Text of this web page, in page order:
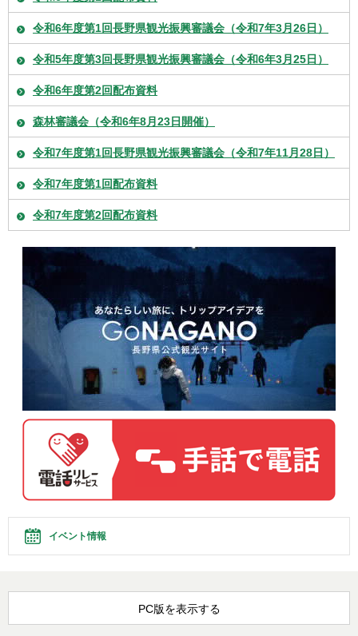
令和6年度第1回長野県観光振興審議会（令和7年3月26日）
令和5年度第3回長野県観光振興審議会（令和6年3月25日）
令和6年度第2回配布資料
森林審議会（令和6年8月23日開催）
令和7年度第1回長野県観光振興審議会（令和7年11月28日）
令和7年度第1回配布資料
令和7年度第2回配布資料
イベント情報
PC版を表示する